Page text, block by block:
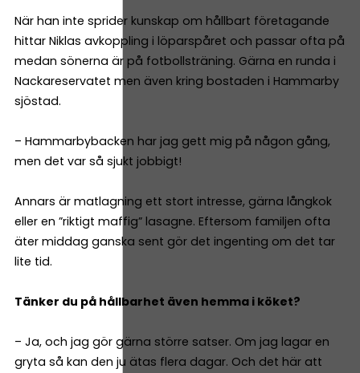
När han inte sprider kunskap om hållbart företagande
hittar Niklas avkoppling i löparspåret och passar ofta på
medan sönerna är på fotbollsträning. Gärna en runda i
Nackareservatet men även kring bostaden i Hammarby
sjöstad.
– Hammarbybacken har jag gett mig på någon gång,
men det var så sjukt jobbigt!
Annars är matlagning ett stort intresse, gärna långkok
eller en ”riktigt maffig” lasagne. Eftersom familjen ofta
äter middag ganska sent gör det ingenting om det tar
lite tid.
Tänker du på hållbarhet även hemma i köket?
– Ja, och jag gör gärna större satser. Om jag lagar en
gryta så kan den ju ätas flera dagar. Och det här att